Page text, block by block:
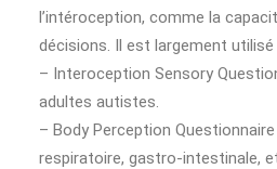
l’intéroception, comme la
décisions. Il est largement
– Interoception Sensory
adultes autistes.
– Body Perception
respiratoire, gastro-intestinale,